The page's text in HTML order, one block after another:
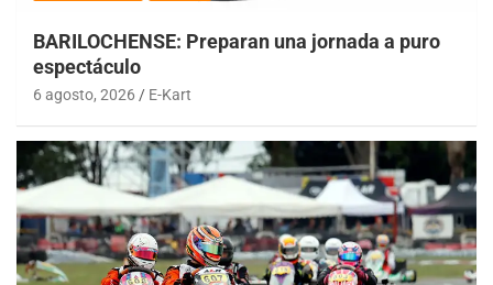
BARILOCHENSE: Preparan una jornada a puro
espectáculo
6 agosto, 2026 E-Kart